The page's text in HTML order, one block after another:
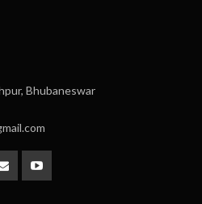
Bhubaneswar